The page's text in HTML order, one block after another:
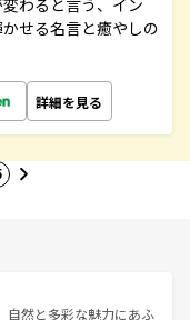
わると言う、イン
せる名言と癒やしの
詳細を見る
自然と多彩な魅力にあふ